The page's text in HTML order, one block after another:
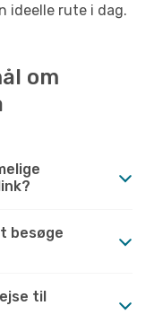
ideelle rute i dag.
om
besøge
til